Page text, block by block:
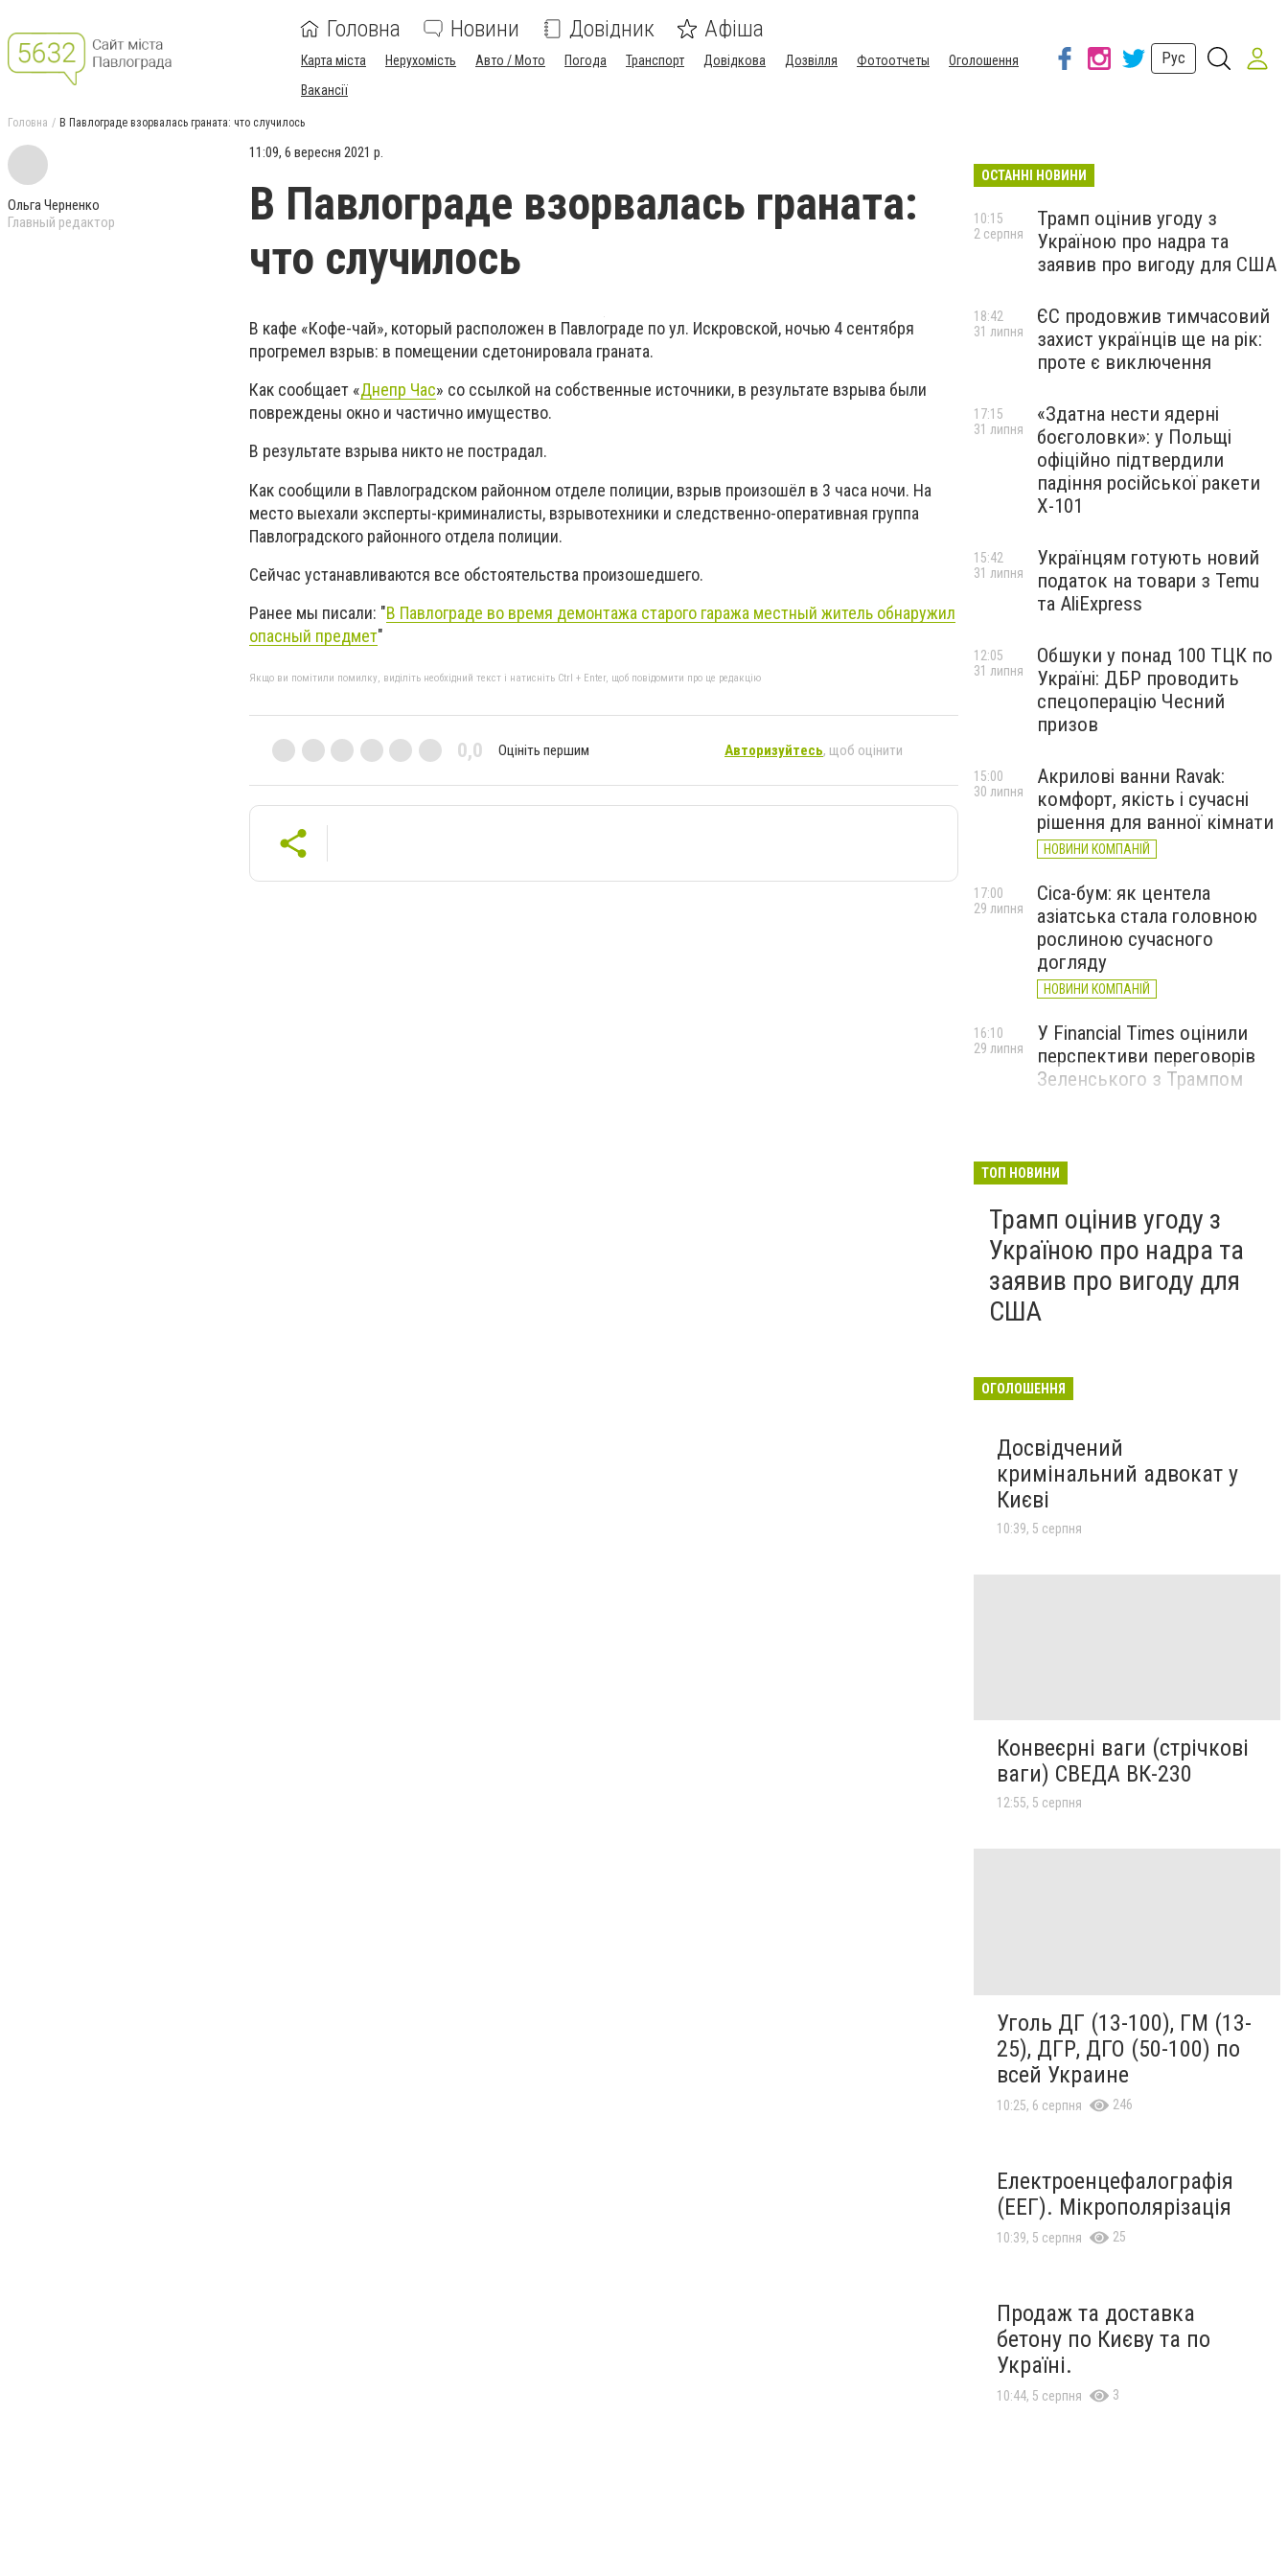
Головна Новини Довідник Афіша
Карта міста Нерухомість Авто / Мото Погода Транспорт Довідкова Дозвілля Фотоотчеты
Оголошення
Вакансії
Рус
Головна В Павлограде взорвалась граната: что случилось
Ольга Черненко
Главный редактор
11:09, 6 вересня 2021 р.
В Павлограде взорвалась граната:
что случилось
В кафе «Кофе-чай», который расположен в Павлограде по ул. Искровской, ночью 4 сентября
прогремел взрыв: в помещении сдетонировала граната.
Как сообщает «Днепр Час» со ссылкой на собственные источники, в результате взрыва были
повреждены окно и частично имущество.
В результате взрыва никто не пострадал.
Как сообщили в Павлоградском районном отделе полиции, взрыв произошёл в 3 часа ночи. На
место выехали эксперты-криминалисты, взрывотехники и следственно-оперативная группа
Павлоградского районного отдела полиции.
Сейчас устанавливаются все обстоятельства произошедшего.
Ранее мы писали: "В Павлограде во время демонтажа старого гаража местный житель обнаружил
опасный предмет"
Якщо ви помітили помилку, виділіть необхідний текст і натисніть Ctrl + Enter, щоб повідомити про це редакцію
0,0 Оцініть першим Авторизуйтесь, щоб оцінити
ОСТАННІ НОВИНИ
Трамп оцінив угоду з
Україною про надра та
заявив про вигоду для США
10:15
2 серпня
ЄС продовжив тимчасовий
захист українців ще на рік:
проте є виключення
18:42
31 липня
«Здатна нести ядерні
боєголовки»: у Польщі
офіційно підтвердили
падіння російської ракети
Х-101
17:15
31 липня
Українцям готують новий
податок на товари з Temu
та AliExpress
15:42
31 липня
Обшуки у понад 100 ТЦК по
Україні: ДБР проводить
спецоперацію Чесний
призов
12:05
31 липня
Акрилові ванни Ravak:
комфорт, якість і сучасні
рішення для ванної кімнати
НОВИНИ КОМПАНІЙ
15:00
30 липня
Cica-бум: як центела
азіатська стала головною
рослиною сучасного
догляду
НОВИНИ КОМПАНІЙ
17:00
29 липня
У Financial Times оцінили
перспективи переговорів
Зеленського з Трампом
16:10
29 липня
ТОП НОВИНИ
Трамп оцінив угоду з
Україною про надра та
заявив про вигоду для
США
ОГОЛОШЕННЯ
Досвідчений
кримінальний адвокат у
Києві
10:39, 5 серпня
Конвеєрні ваги (стрічкові
ваги) СВЕДА ВК-230
12:55, 5 серпня
Уголь ДГ (13-100), ГМ (13-
25), ДГР, ДГО (50-100) по
всей Украине
10:25, 6 серпня 246
Електроенцефалографія
(ЕЕГ). Мікрополярізація
10:39, 5 серпня 25
Продаж та доставка
бетону по Києву та по
Україні.
10:44, 5 серпня 3